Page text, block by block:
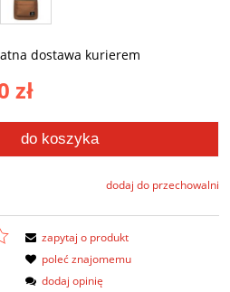
dostawa kurierem
zł
do koszyka
dodaj do przechowalni
zapytaj o produkt
poleć znajomemu
dodaj opinię